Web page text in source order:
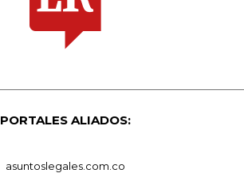
PORTALES ALIADOS:
asuntoslegales.com.co